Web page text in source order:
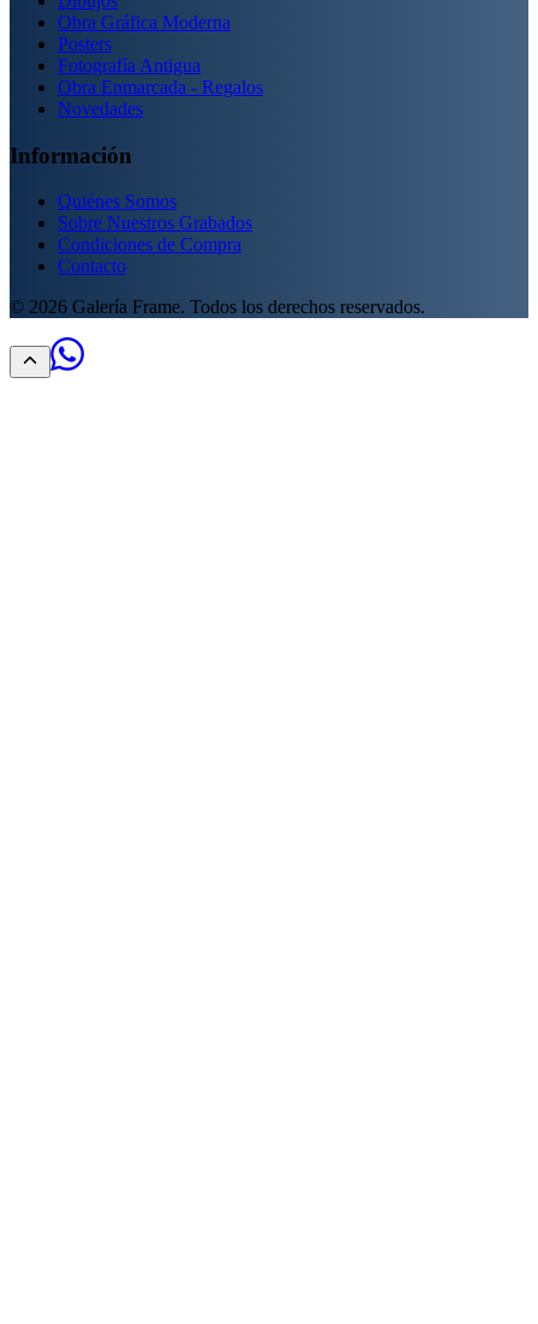
Obra Gráfica Moderna
Posters
Fotografía Antigua
Obra Enmarcada - Regalos
Novedades
Información
Quiénes Somos
Sobre Nuestros Grabados
Condiciones de Compra
Contacto
© 2026 Galería Frame. Todos los derechos reservados.